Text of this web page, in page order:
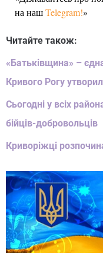
на нашTelegram!»
Читайте також:
«Батьківщина» –
Кривого Рогу
Сьогодні у всіх
бійців-добровольців
Криворіжці